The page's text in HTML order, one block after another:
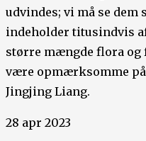
udvindes; vi må se dem
indeholder titusindvis
større mængde flora og
være opmærksomme
Jingjing Liang.
28 apr 2023